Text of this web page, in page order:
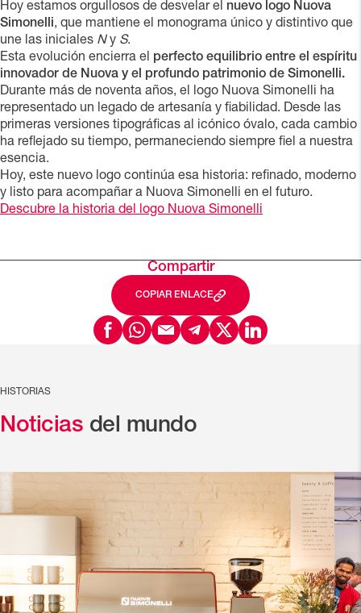
Hoy estamos orgullosos de desvelar el nuevo logo Nuova
Simonelli, que mantiene el monograma único y distintivo que
une las iniciales Ny S.
Esta evolución encierra el perfecto equilibrio entre el espíritu
innovador de Nuova y el profundo patrimonio de Simonelli.
Durante más de noventa años, el logo Nuova Simonelli ha
representado un legado de artesanía y fiabilidad. Desde las
primeras versiones tipográficas al icónico óvalo, cada cambio
ha reflejado su tiempo, permaneciendo siempre fiel a nuestra
esencia.
Hoy, este nuevo logo continúa esa historia: refinado, moderno
y listo para acompañar a Nuova Simonelli en el futuro.
Descubre la historia del logo Nuova Simonelli
Compartir
COPIAR ENLACE
HISTORIAS
Noticias del mundo